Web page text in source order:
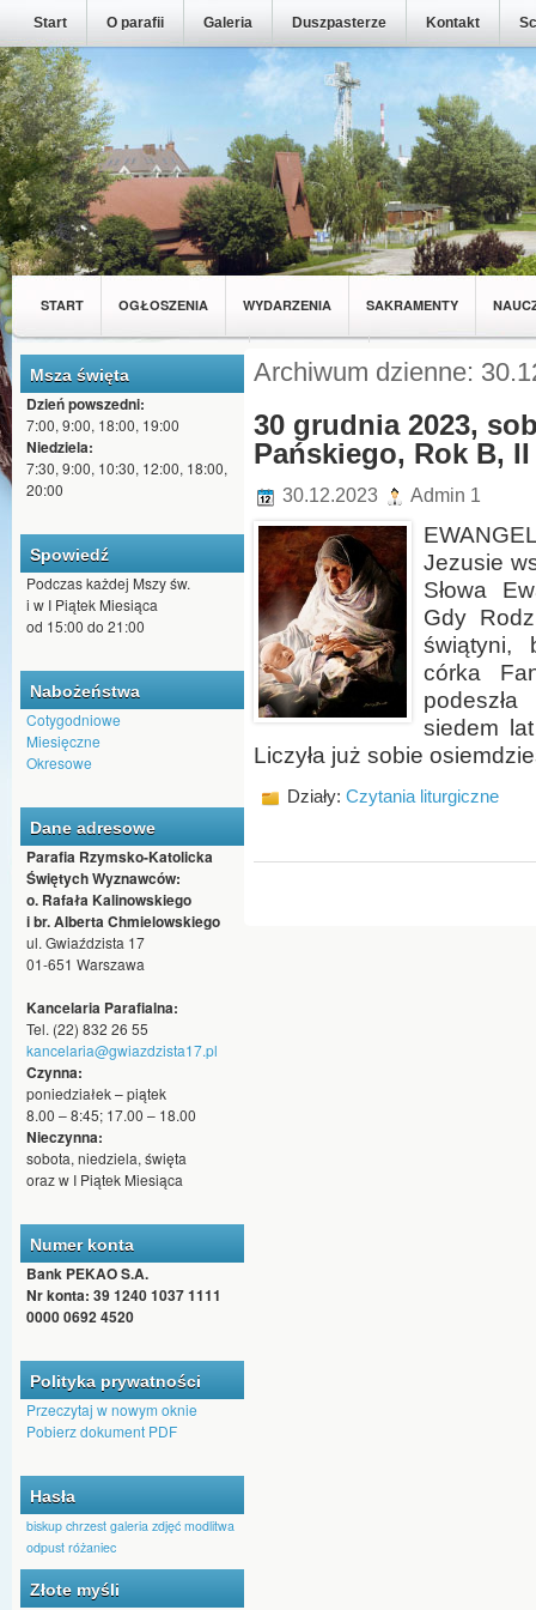
Start O parafii Galeria Duszpasterze Kontakt
START OGŁOSZENIA WYDARZENIA SAKRAMENTY
MŁODZIEŻ Z NASZEJ PARAFII WSPÓLNOTY
Msza święta
Dzień powszedni:
7:00, 9:00, 18:00, 19:00
Niedziela:
7:30, 9:00, 10:30, 12:00, 18:00,
20:00
Spowiedź
Podczas każdej Mszy św.
i w I Piątek Miesiąca
od 15:00 do 21:00
Nabożeństwa
Cotygodniowe
Miesięczne
Okresowe
Dane adresowe
Parafia Rzymsko-Katolicka
Świętych Wyznawców:
o. Rafała Kalinowskiego
i br. Alberta Chmielowskiego
ul. Gwiaździsta 17
01-651 Warszawa
Kancelaria Parafialna:
Tel. (22) 832 26 55
kancelaria@gwiazdzista17.pl
Czynna:
poniedziałek – piątek
8.00 – 8:45; 17.00 – 18.00
Nieczynna:
sobota, niedziela, święta
oraz w I Piątek Miesiąca
Numer konta
Bank PEKAO S.A.
Nr konta: 39 1240 1037 1111
0000 0692 4520
Polityka prywatności
Przeczytaj w nowym oknie
Pobierz dokument PDF
Hasła
biskup chrzest galeria zdjęć modlitwa
odpust różaniec
Złote myśli
Czas ucieka, śmierć nie minie,
wieczność czeka.
Archiwum dzienne:
30 grudnia 2023,
Pańskiego, Rok B, II
30.12.2023 Admin 1
Jezusie
Słowa
Gdy
świątyni,
córka
siedem
Liczyła już sobie
Działy: Czytania liturgiczne